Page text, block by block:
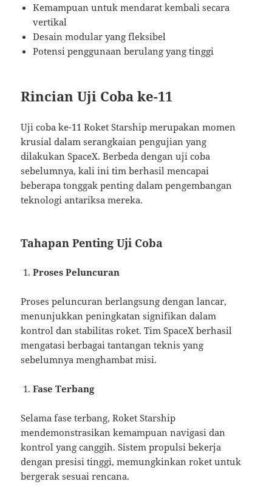
Kemampuan untuk mendarat kembali secara
vertikal
Desain modular yang fleksibel
Potensi penggunaan berulang yang tinggi
Rincian Uji Coba ke-11
Uji coba ke-11 Roket Starship merupakan momen
krusial dalam serangkaian pengujian yang
dilakukan SpaceX. Berbeda dengan uji coba
sebelumnya, kali ini tim berhasil mencapai
beberapa tonggak penting dalam pengembangan
teknologi antariksa mereka.
Tahapan Penting Uji Coba
Proses Peluncuran
Proses peluncuran berlangsung dengan lancar,
menunjukkan peningkatan signifikan dalam
kontrol dan stabilitas roket. Tim SpaceX berhasil
mengatasi berbagai tantangan teknis yang
sebelumnya menghambat misi.
Fase Terbang
Selama fase terbang, Roket Starship
mendemonstrasikan kemampuan navigasi dan
kontrol yang canggih. Sistem propulsi bekerja
dengan presisi tinggi, memungkinkan roket untuk
bergerak sesuai rencana.